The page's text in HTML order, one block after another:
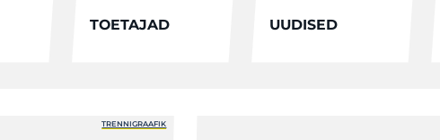
TOETAJAD UUDISED
TRENNIGRAAFIK